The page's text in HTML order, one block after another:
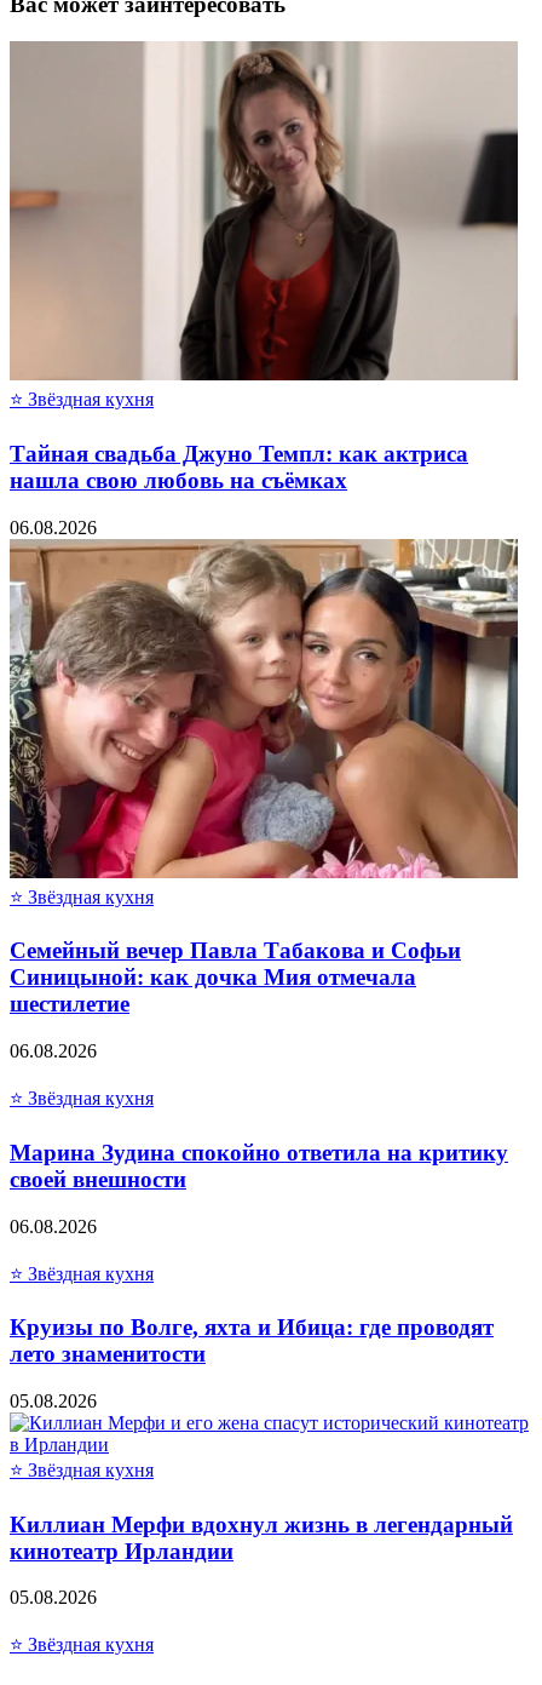
⭐ Звёздная кухня
Тайная свадьба Джуно Темпл: как актриса
нашла свою любовь на съёмках
06.08.2026
⭐ Звёздная кухня
Семейный вечер Павла Табакова и Софьи
Синицыной: как дочка Мия отмечала
шестилетие
06.08.2026
⭐ Звёздная кухня
Марина Зудина спокойно ответила на критику
своей внешности
06.08.2026
⭐ Звёздная кухня
Круизы по Волге, яхта и Ибица: где проводят
лето знаменитости
05.08.2026
⭐ Звёздная кухня
Киллиан Мерфи вдохнул жизнь в легендарный
кинотеатр Ирландии
05.08.2026
⭐ Звёздная кухня